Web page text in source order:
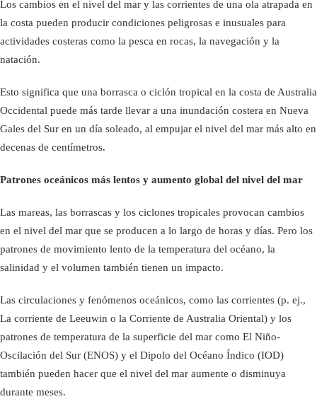
Los cambios en el nivel del mar y las corrientes de una ola atrapada en
la costa pueden producir condiciones peligrosas e inusuales para
actividades costeras como la pesca en rocas, la navegación y la
natación.
Esto significa que una borrasca o ciclón tropical en la costa de Australia
Occidental puede más tarde llevar a una inundación costera en Nueva
Gales del Sur en un día soleado, al empujar el nivel del mar más alto en
decenas de centímetros.
Patrones oceánicos más lentos y aumento global del nivel del mar
Las mareas, las borrascas y los ciclones tropicales provocan cambios
en el nivel del mar que se producen a lo largo de horas y días. Pero los
patrones de movimiento lento de la temperatura del océano, la
salinidad y el volumen también tienen un impacto.
Las circulaciones y fenómenos oceánicos, como las corrientes (p. ej.,
La corriente de Leeuwin o la Corriente de Australia Oriental) y los
patrones de temperatura de la superficie del mar como El Niño-
Oscilación del Sur (ENOS) y el Dipolo del Océano Índico (IOD)
también pueden hacer que el nivel del mar aumente o disminuya
durante meses.